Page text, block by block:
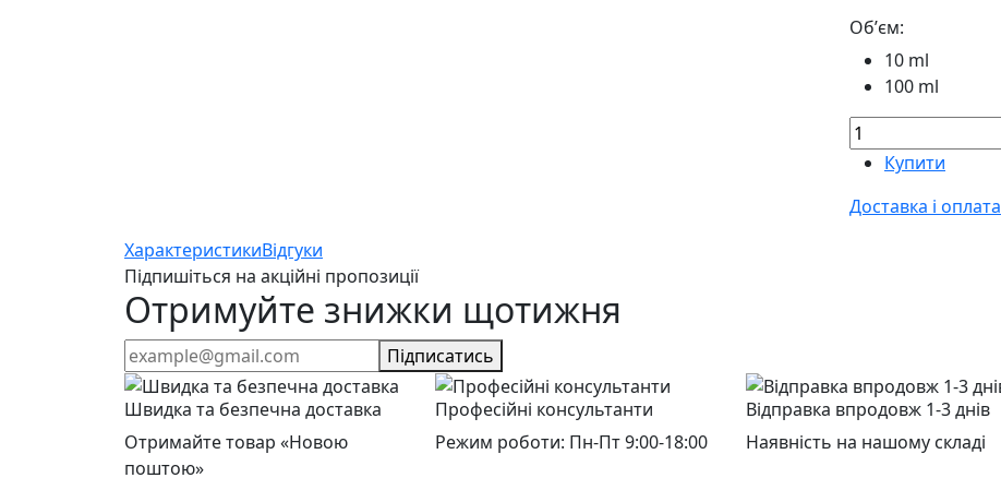
Обʼєм:
10 ml
100 ml
Купити
Доставка і оплата
ХарактеристикиВідгуки
Підпишіться на акційні пропозиції
Отримуйте знижки щотижня
Підписатись
Швидка та безпечна доставка
Отримайте товар «Новою
поштою»
Професійні консультанти
Режим роботи: Пн-Пт 9:00-18:00
Відправка впродовж 1-3 днів
Наявність на нашому складі